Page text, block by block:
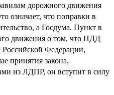
дорожного движения
означает, что поправки в
а Госдума. Пункт в
движения о том, что ПДД
Федерации,
принятия закона,
из ЛДПР, он вступит в силу